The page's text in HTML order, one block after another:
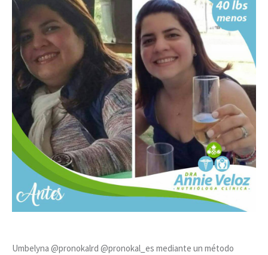
Umbelyna @pronokalrd @pronokal_es mediante un método